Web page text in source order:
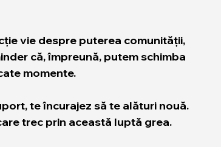
vie despre puterea comunității,
că, împreună, putem schimba
momente.
te încurajez să te alături nouă.
trec prin această luptă grea.